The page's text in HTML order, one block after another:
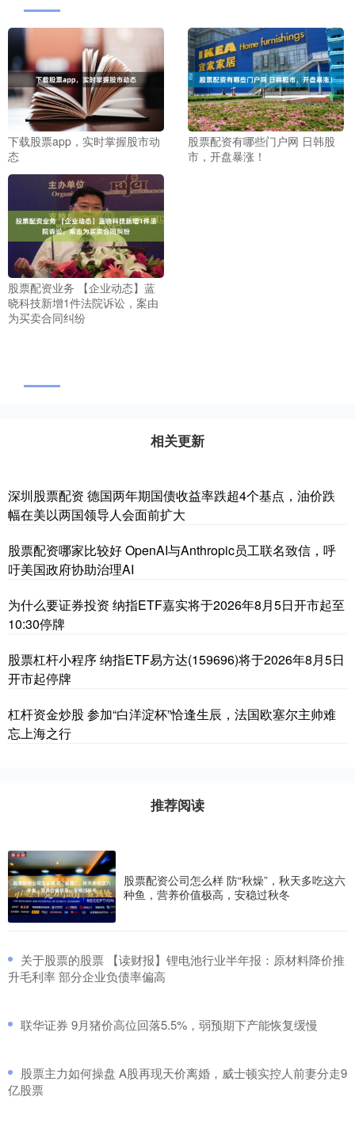
下载股票app，实时掌握股市动
态
股票配资有哪些门户网 日韩股
市，开盘暴涨！
股票配资业务 【企业动态】蓝
晓科技新增1件法院诉讼，案由
为买卖合同纠纷
相关更新
深圳股票配资 德国两年期国债收益率跌超4个基点，油价跌
幅在美以两国领导人会面前扩大
股票配资哪家比较好 OpenAI与Anthropic员工联名致信，呼
吁美国政府协助治理AI
为什么要证券投资 纳指ETF嘉实将于2026年8月5日开市起至
10:30停牌
股票杠杆小程序 纳指ETF易方达(159696)将于2026年8月5日
开市起停牌
杠杆资金炒股 参加“白洋淀杯”恰逢生辰，法国欧塞尔主帅难
忘上海之行
推荐阅读
股票配资公司怎么样 防“秋燥”，秋天多吃这六
种鱼，营养价值极高，安稳过秋冬
​关于股票的股票 【读财报】锂电池行业半年报：原材料降价推
升毛利率 部分企业负债率偏高
​联华证券 9月猪价高位回落5.5%，弱预期下产能恢复缓慢
​股票主力如何操盘 A股再现天价离婚，威士顿实控人前妻分走9
亿股票